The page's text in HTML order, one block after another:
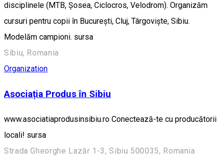
disciplinele (MTB, Șosea, Ciclocros, Velodrom). Organizăm
cursuri pentru copii în București, Cluj, Târgoviște, Sibiu.
Modelăm campioni. sursa
Sibiu, Romania
Organization
Asociația Produs în Sibiu
www.asociatiaprodusinsibiu.ro Conectează-te cu producătorii
locali! sursa
Strada Gheorghe Lazăr 1-3, Sibiu 500035, Romania